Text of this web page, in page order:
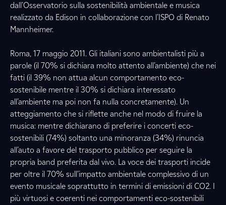
dall’Osservatorio sulla sostenibilità ambientale e musica
realizzato da Edison in collaborazione con l’ISPO di Renato
Mannheimer.
Roma, 17 maggio 2011. Gli italiani sono ambientalisti più a
parole (il 70% si dichiara molto attento all’ambiente) che nei
fatti (il 39% non attua alcun comportamento eco-
sostenibile mentre il 30% si dichiara interessato
all’ambiente ma poi non fa nulla concretamente). Un
atteggiamento che si riflette anche nel modo di fruire la
musica: mentre dichiarano di preferire i concerti eco-
sostenibili (74%) soltanto una minoranza (34%) rinuncia
all’auto a favore del trasporto pubblico per seguire la
propria band preferita dal vivo. La voce dei trasporti incide
per oltre il 70% sull’impatto ambientale complessivo di un
evento musicale soprattutto in termini di emissioni di CO2. I
più virtuosi e coerenti nei comportamenti eco-sostenibili